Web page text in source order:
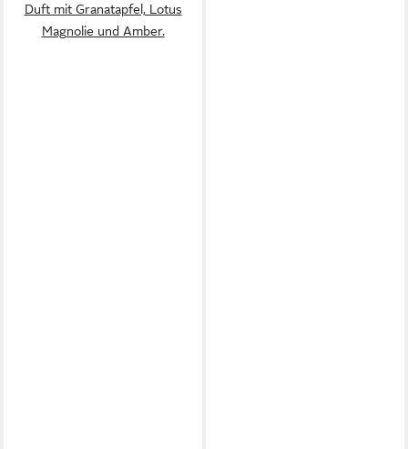
Duft mit Granatapfel, Lotus
Magnolie und Amber.